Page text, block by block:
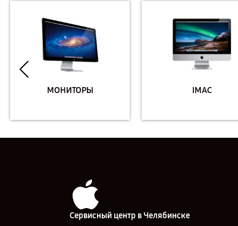
МОНИТОРЫ IMAC
Сервисный центр в Челябинске